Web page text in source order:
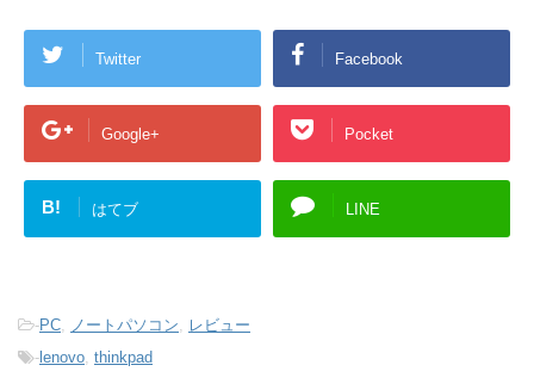
Twitter Facebook
Google+ Pocket
B! はてブ LINE
-PC, ノートパソコン, レビュー
- lenovo, thinkpad